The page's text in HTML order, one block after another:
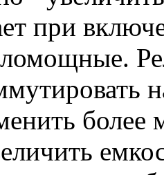
при
более